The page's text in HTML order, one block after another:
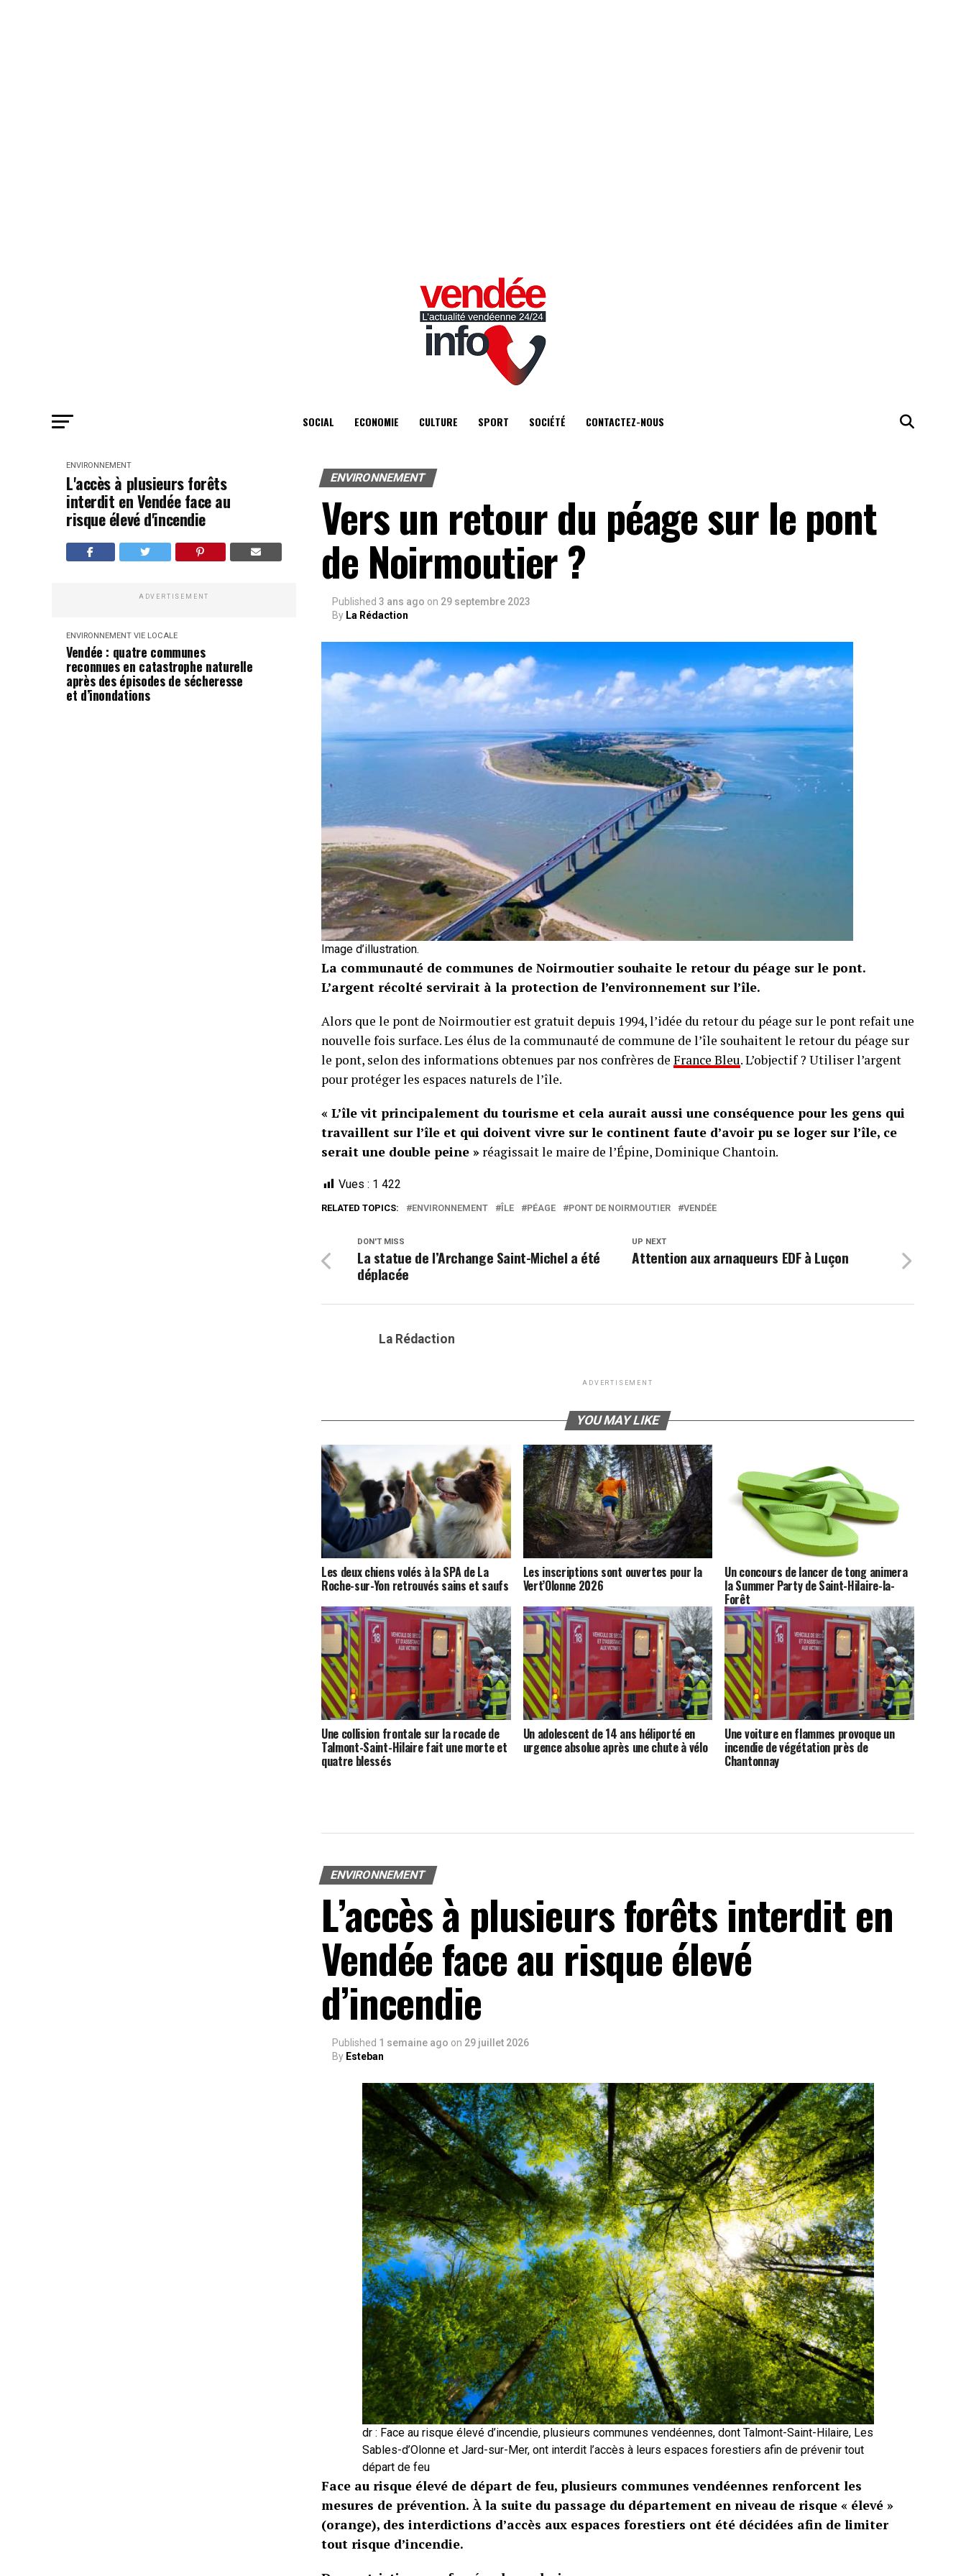
SOCIAL ECONOMIE CULTURE SPORT SOCIÉTÉ CONTACTEZ-NOUS
ENVIRONNEMENT
L'accès à plusieurs forêts
interdit en Vendée face au
risque élevé d'incendie
ADVERTISEMENT
ENVIRONNEMENT VIE LOCALE
Vendée : quatre communes
reconnues en catastrophe naturelle
après des épisodes de sécheresse
et d’inondations
ENVIRONNEMENT
Vers un retour du péage sur le pont
de Noirmoutier ?
Published 3 ans ago on 29 septembre 2023
By La Rédaction
Image d’illustration.
La communauté de communes de Noirmoutier souhaite le retour du péage sur le pont.
L’argent récolté servirait à la protection de l’environnement sur l’île.
Alors que le pont de Noirmoutier est gratuit depuis 1994, l’idée du retour du péage sur le pont refait une
nouvelle fois surface. Les élus de la communauté de commune de l’île souhaitent le retour du péage sur
le pont, selon des informations obtenues par nos confrères de France Bleu. L’objectif ? Utiliser l’argent
pour protéger les espaces naturels de l’île.
« L’île vit principalement du tourisme et cela aurait aussi une conséquence pour les gens qui
travaillent sur l’île et qui doivent vivre sur le continent faute d’avoir pu se loger sur l’île, ce
serait une double peine » réagissait le maire de l’Épine, Dominique Chantoin.
Vues : 1 422
RELATED TOPICS: ENVIRONNEMENT ÎLE PÉAGE PONT DE NOIRMOUTIER VENDÉE
UP NEXT
Attention aux arnaqueurs EDF à Luçon
DON'T MISS
La statue de l’Archange Saint-Michel a été
déplacée
La Rédaction
ADVERTISEMENT
YOU MAY LIKE
Les deux chiens volés à la SPA de La
Roche-sur-Yon retrouvés sains et saufs
Les inscriptions sont ouvertes pour la
Vert’Olonne 2026
Un concours de lancer de tong animera
la Summer Party de Saint-Hilaire-la-
Forêt
Une collision frontale sur la rocade de
Talmont-Saint-Hilaire fait une morte et
quatre blessés
Un adolescent de 14 ans héliporté en
urgence absolue après une chute à vélo
Une voiture en flammes provoque un
incendie de végétation près de
Chantonnay
ENVIRONNEMENT
L’accès à plusieurs forêts interdit en
Vendée face au risque élevé
d’incendie
Published 1 semaine ago on 29 juillet 2026
By Esteban
dr : Face au risque élevé d’incendie, plusieurs communes vendéennes, dont Talmont-Saint-Hilaire, Les
Sables-d’Olonne et Jard-sur-Mer, ont interdit l’accès à leurs espaces forestiers afin de prévenir tout
départ de feu
Face au risque élevé de départ de feu, plusieurs communes vendéennes renforcent les
mesures de prévention. À la suite du passage du département en niveau de risque « élevé »
(orange), des interdictions d’accès aux espaces forestiers ont été décidées afin de limiter
tout risque d’incendie.